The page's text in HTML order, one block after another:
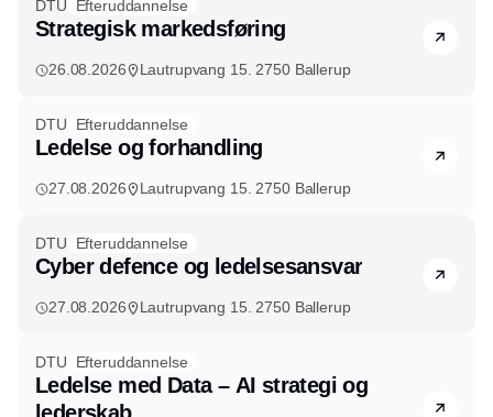
DTU Efteruddannelse
Strategisk markedsføring
26.08.2026 Lautrupvang 15. 2750 Ballerup
DTU Efteruddannelse
Ledelse og forhandling
27.08.2026 Lautrupvang 15. 2750 Ballerup
DTU Efteruddannelse
Cyber defence og ledelsesansvar
27.08.2026 Lautrupvang 15. 2750 Ballerup
DTU Efteruddannelse
Ledelse med Data – AI strategi og